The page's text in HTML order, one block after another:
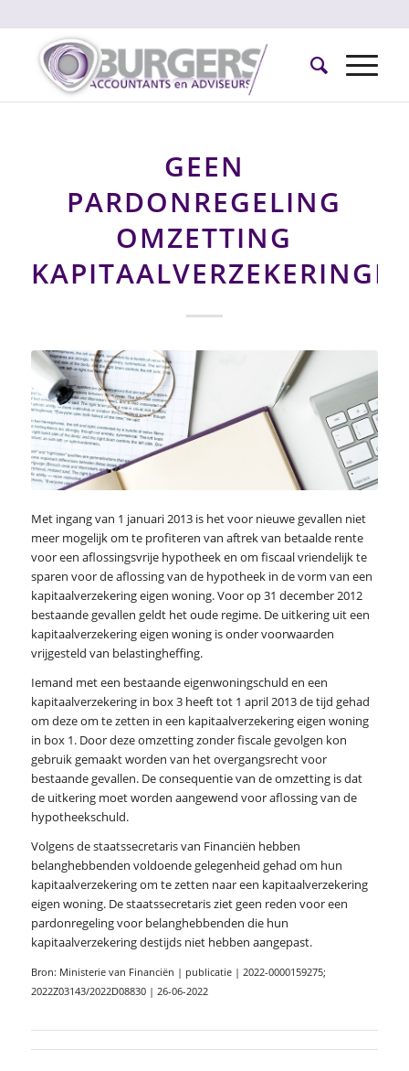
GEEN
PARDONREGELING
OMZETTING
Met ingang van 1 januari 2013 is het voor nieuwe gevallen niet
meer mogelijk om te profiteren van aftrek van betaalde rente
voor een aflossingsvrije hypotheek en om fiscaal vriendelijk te
sparen voor de aflossing van de hypotheek in de vorm van een
kapitaalverzekering eigen woning. Voor op 31 december 2012
bestaande gevallen geldt het oude regime. De uitkering uit een
kapitaalverzekering eigen woning is onder voorwaarden
vrijgesteld van belastingheffing.
Iemand met een bestaande eigenwoningschuld en een
kapitaalverzekering in box 3 heeft tot 1 april 2013 de tijd gehad
om deze om te zetten in een kapitaalverzekering eigen woning
in box 1. Door deze omzetting zonder fiscale gevolgen kon
gebruik gemaakt worden van het overgangsrecht voor
bestaande gevallen. De consequentie van de omzetting is dat
de uitkering moet worden aangewend voor aflossing van de
hypotheekschuld.
Volgens de staatssecretaris van Financiën hebben
belanghebbenden voldoende gelegenheid gehad om hun
kapitaalverzekering om te zetten naar een kapitaalverzekering
eigen woning. De staatssecretaris ziet geen reden voor een
pardonregeling voor belanghebbenden die hun
kapitaalverzekering destijds niet hebben aangepast.
Bron: Ministerie van Financiën | publicatie | 2022-0000159275;
2022Z03143/2022D08830 | 26-06-2022